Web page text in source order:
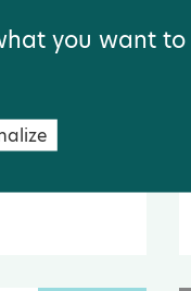
: les
you want to